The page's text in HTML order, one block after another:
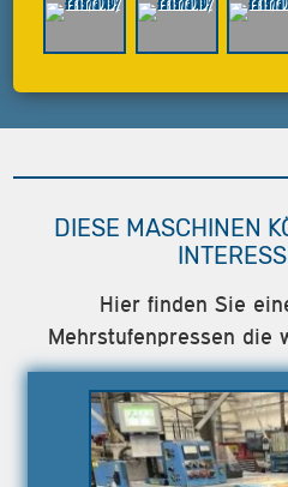
DIESE MASCHINEN
Hier finden Sie
Mehrstufenpressen die